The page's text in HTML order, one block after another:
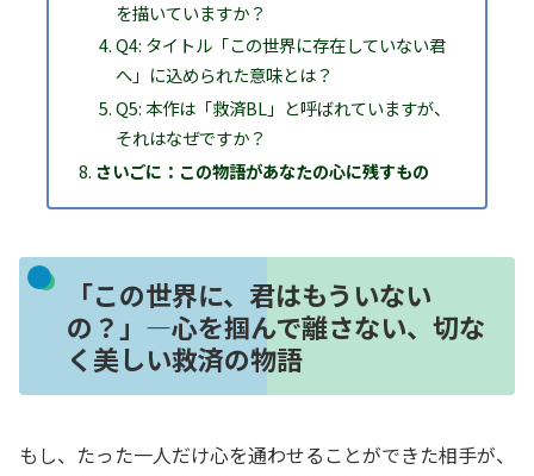
を描いていますか？
Q4: タイトル「この世界に存在していない君
へ」に込められた意味とは？
Q5: 本作は「救済BL」と呼ばれていますが、
それはなぜですか？
さいごに：この物語があなたの心に残すもの
「この世界に、君はもういない
の？」―心を掴んで離さない、切な
く美しい救済の物語
もし、たった一人だけ心を通わせることができた相手が、